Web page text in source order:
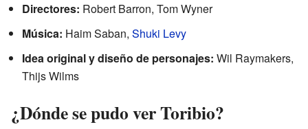
Directores: Robert Barron, Tom Wyner
Música: Haim Saban, Shuki Levy
Idea original y diseño de personajes: Wil Raymakers,
Thijs Wilms
¿Dónde se pudo ver Toribio?